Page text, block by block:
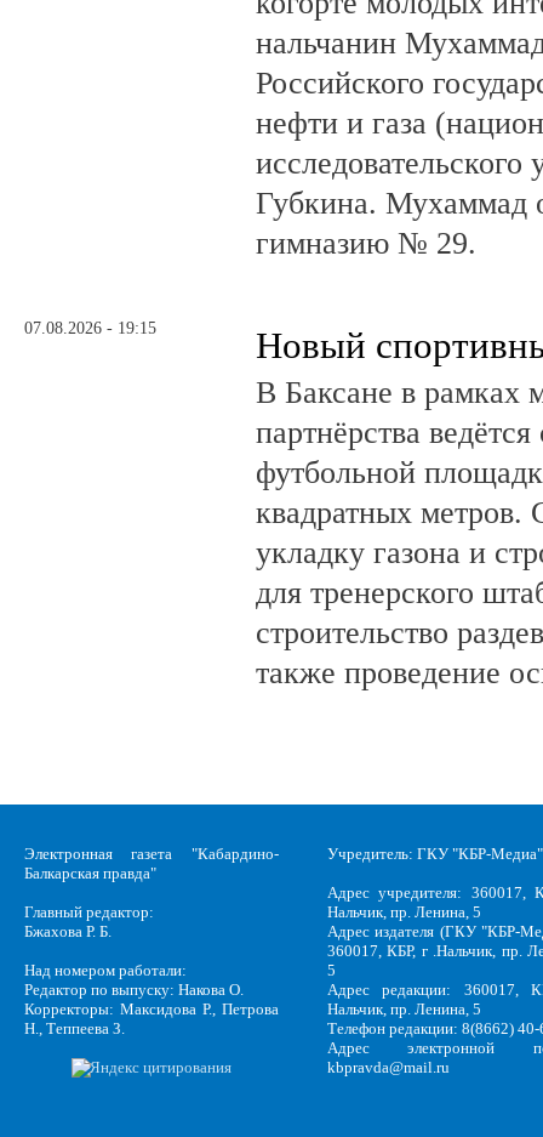
нальчанин
Российского
нефти и газа
Губкина. Мухаммад
гимназию № 29.
07.08.2026 - 19:15 Новый
В Баксане в рамках
партнёрства
футбольной
квадратных метров.
укладку газона и
для тренерского
строительство
также проведение
Электронная газета "Кабардино-
Балкарская правда"
Главный редактор:
Бжахова Р. Б.
Над номером работали:
Редактор по выпуску: Накова О.
Корректоры: Максидова Р., Петрова
Н., Теппеева З.
Учредитель: ГКУ "КБР-Медиа"
Адрес учредителя: 360017,
Нальчик, пр. Ленина, 5
Адрес издателя (ГКУ "КБР-
360017, КБР, г .Нальчик, пр.
5
Адрес редакции: 360017,
Нальчик, пр. Ленина, 5
Телефон редакции: 8(8662)
Адрес электронной
kbpravda@mail.ru